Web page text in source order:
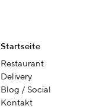
Startseite
Restaurant
Delivery
Blog / Social
Kontakt